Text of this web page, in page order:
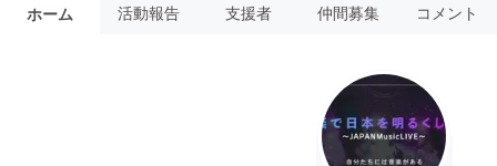
ホーム 活動報告 支援者 仲間募集 コメント